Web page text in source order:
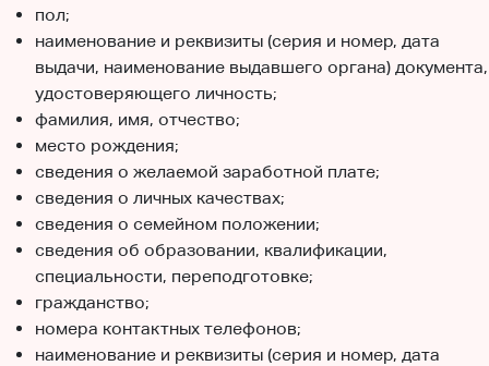
пол;
наименование и реквизиты (серия и номер, дата
выдачи, наименование выдавшего органа) документа,
удостоверяющего личность;
фамилия, имя, отчество;
место рождения;
сведения о желаемой заработной плате;
сведения о личных качествах;
сведения о семейном положении;
сведения об образовании, квалификации,
специальности, переподготовке;
гражданство;
номера контактных телефонов;
наименование и реквизиты (серия и номер, дата